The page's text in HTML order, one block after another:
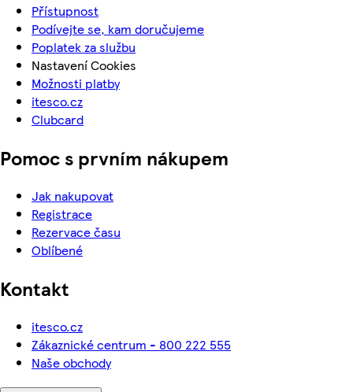
Přístupnost
Podívejte se, kam doručujeme
Poplatek za službu
Nastavení Cookies
Možnosti platby
itesco.cz
Clubcard
Pomoc s prvním nákupem
Jak nakupovat
Registrace
Rezervace času
Oblíbené
Kontakt
itesco.cz
Zákaznické centrum - 800 222 555
Naše obchody